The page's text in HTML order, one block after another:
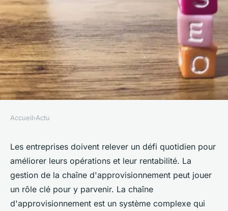
Optimisation de la chaîne
d'approvisionnement: Boostez
l'efficacité et la performance
clarice•18 avril 2023•4 min de lecture
Accueil›Actu
Les entreprises doivent relever un défi quotidien pour
améliorer leurs opérations et leur rentabilité. La
gestion de la chaîne d'approvisionnement peut jouer
un rôle clé pour y parvenir. La chaîne
d'approvisionnement est un système complexe qui